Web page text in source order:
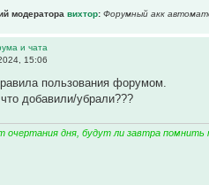
модераторавихтор: Форумный акк
и чата
15:06
пользования форумом.
добавили/убрали???
очертания дня, будут ли завтра помнить